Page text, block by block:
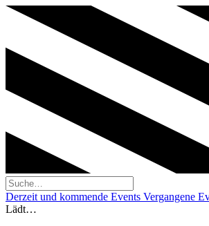
Derzeit und kommende Events Vergangene
Lädt…